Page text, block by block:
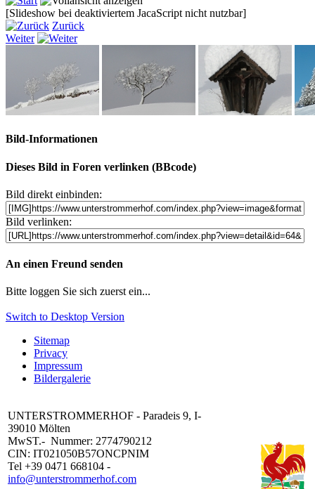
[Slideshow bei deaktiviertem JacaScript nicht nutzbar]
Zurück
Weiter
Bild-Informationen
Dieses Bild in Foren verlinken (BBcode)
Bild direkt einbinden:
Bild verlinken:
An einen Freund senden
Bitte loggen Sie sich zuerst ein...
Switch to Desktop Version
Sitemap
Privacy
Impressum
Bildergalerie
UNTERSTROMMERHOF - Paradeis 9, I-
39010 Mölten
MwST.- Nummer: 2774790212
CIN: IT021050B57ONCPNIM
Tel +39 0471 668104 -
info@unterstrommerhof.com